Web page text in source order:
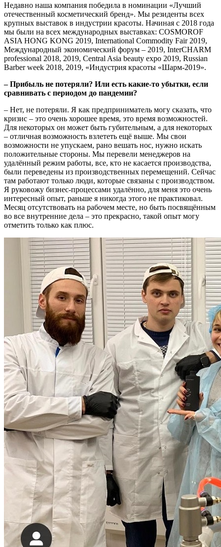
Недавно наша компания победила в номинации «Лучший
отечественный косметический бренд». Мы резиденты всех
крупных выставок в индустрии красоты. Начиная с 2018 года
мы были на всех международных выставках: COSMOROF
ASIA HONG KONG 2019, International Commodity Fair 2019,
Международный экономический форум – 2019, InterCHARM
professional 2018, 2019, Central Asia beauty expo 2019, Russian
Barber week 2018, 2019, «Индустрия красоты «Шарм-2019».
– Прибыль не потеряли? Или есть какие-то убытки, если
сравнивать с периодом до пандемии?
– Нет, не потеряли. Я как предприниматель могу сказать, что
кризис – это очень хорошее время, это время возможностей.
Для некоторых он может быть губительным, а для некоторых
– отличная возможность взлететь ещё выше. Мы свои
возможности не упускаем, рано вешать нос, нужно искать
положительные стороны. Мы перевели менеджеров на
удалённый режим работы, все, кто не касается производства,
были переведены из производственных перемещений. Сейчас
там работают только люди, которые связаны с производством.
Я руковожу бизнес-процессами удалённо, для меня это очень
интересный опыт, раньше я никогда этого не практиковал.
Месяц отсутствовать на рабочем месте, но быть посвящённым
во все внутренние дела – это прекрасно, такой опыт могу
отметить только как плюс.